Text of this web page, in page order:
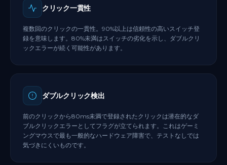
クリック一貫性
複数回のクリックの一貫性。90%以上は信頼性の高いスイッチ登
録を意味します。80%未満はスイッチの劣化を示し、ダブルクリ
ックエラーが続く可能性があります。
ダブルクリック検出
前のクリックから80ms未満で登録されたクリックは潜在的なダ
ブルクリックエラーとしてフラグが立てられます。これはゲーミ
ングマウスで最も一般的なハードウェア障害で、テストなしでは
気づきにくいものです。